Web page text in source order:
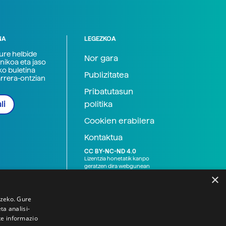
helbide
eta jaso
buletina
ontzian
LEGEZKOA
Nor gara
Publizitatea
Pribatutasun
politika
Cookien erabilera
Kontaktua
CC BY-NC-ND 4.0
Lizentzia honetatik kanpo
geratzen dira webgunean
×
Gure
analisi-
informazio